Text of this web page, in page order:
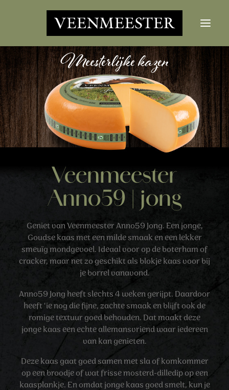
KAZEN
NIEUWS
CONTACT
LOGIN
Veenmeester
Anno59 | jong
Geniet van Veenmeester Anno59 Jong. Een jonge,
Goudse kaas met een milde smaak en een lekker
smeuïg mondgevoel. Ideaal voor op de boterham of
cracker, maar net zo geschikt als blokje kaas voor bij
je borrel vanavond.
Anno59 Jong heeft slechts 4 weken gerijpt. Daardoor
heeft ‘ie nog die fijne, zachte smaak en blijft ook de
romige textuur goed behouden. Dat maakt deze
jonge kaas een echte allemansvriend waar iedereen
van kan genieten.
Deze kaas gaat goed samen met sla of komkommer
op een broodje of wat frisse mosterd-dilledip op een
kaasplankje. En omdat jonge kaas goed smelt, kun je